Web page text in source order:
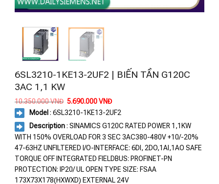
6SL3210-1KE13-2UF2 | BIẾN TẦN G120C
3AC 1,1 KW
10.350.000VNĐ Giá
là:
10.350.000 VNĐ.
5.690.000VNĐGiá
tại
là:
5.690.000 VNĐ.
Model : 6SL3210-1KE13-2UF2
Description: SINAMICS G120C RATED POWER 1,1KW
WITH 150% OVERLOAD FOR 3 SEC 3AC380-480V +10/-20%
47-63HZ UNFILTERED I/O-INTERFACE: 6DI, 2DO,1AI,1AO SAFE
TORQUE OFF INTEGRATED FIELDBUS: PROFINET-PN
PROTECTION: IP20/ UL OPEN TYPE SIZE: FSAA
173X73X178(HXWXD) EXTERNAL 24V